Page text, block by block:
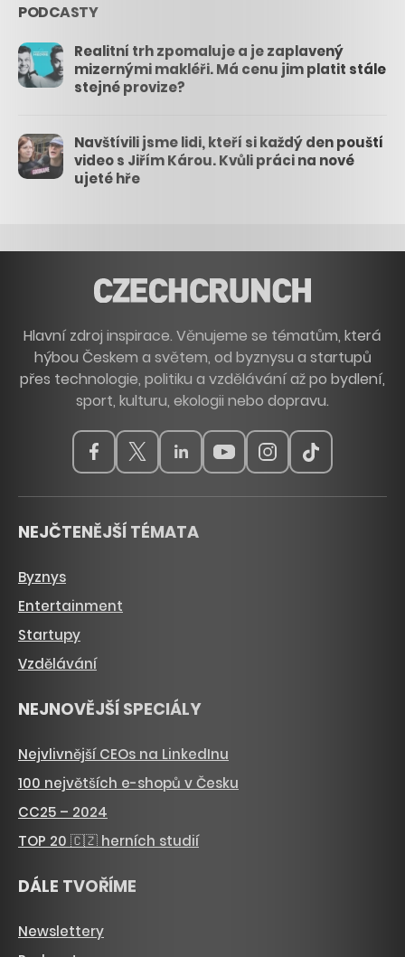
PODCASTY
Realitní trh zpomaluje a je zaplavený
mizernými makléři. Má cenu jim platit stále
stejné provize?
Navštívili jsme lidi, kteří si každý den pouští
video s Jiřím Károu. Kvůli práci na nové
ujeté hře
Hlavní zdroj inspirace. Věnujeme se tématům, která
hýbou Českem a světem, od byznysu a startupů
přes technologie, politiku a vzdělávání až po bydlení,
sport, kulturu, ekologii nebo dopravu.
NEJČTENĚJŠÍ TÉMATA
Byznys
Entertainment
Startupy
Vzdělávání
NEJNOVĚJŠÍ SPECIÁLY
Nejvlivnější CEOs na LinkedInu
100 největších e-shopů v Česku
CC25 – 2024
TOP 20 🇨🇿 herních studií
DÁLE TVOŘÍME
Newslettery